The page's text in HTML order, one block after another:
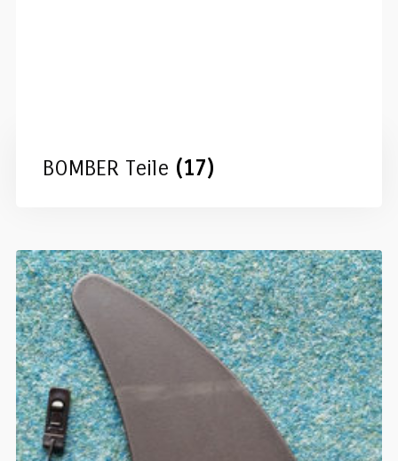
BOMBER Teile (17)